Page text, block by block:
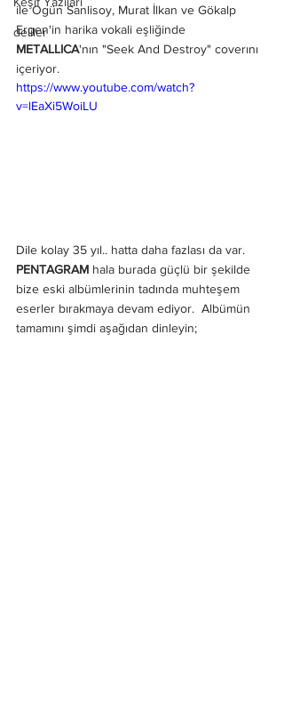
deliler
ile Ogün Sanlisoy, Murat İlkan ve Gökalp
Ergen'in harika vokali eşliğinde
METALLICA'nın "Seek And Destroy" coverını
içeriyor.
https://www.youtube.com/watch?
v=lEaXi5WoiLU
Dile kolay 35 yıl.. hatta daha fazlası da var.
PENTAGRAM hala burada güçlü bir şekilde
bize eski albümlerinin tadında muhteşem
eserler bırakmaya devam ediyor.  Albümün
tamamını şimdi aşağıdan dinleyin;